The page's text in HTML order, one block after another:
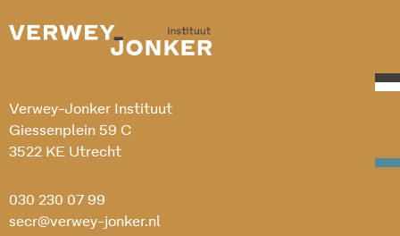
Verwey-Jonker Instituut
Giessenplein 59 C
3522 KE Utrecht
030 230 07 99
secr@verwey-jonker.nl